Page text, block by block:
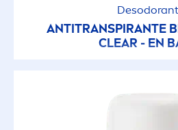
ANTITRANSPIRANTE
CLEAR - EN